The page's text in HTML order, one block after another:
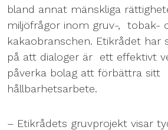
bland annat mänskliga
miljöfrågor inom gruv-, tobak-
kakaobranschen. Etikrådet har
på att dialoger är ett effektivt
påverka bolag att förbättra sitt
hållbarhetsarbete.
– Etikrådets gruvprojekt visar